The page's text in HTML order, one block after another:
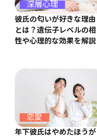
深層心理
彼氏の匂いが好きな理由
とは？遺伝子レベルの相
性や心理的な効果を解説
恋愛
年下彼氏はやめたほうが